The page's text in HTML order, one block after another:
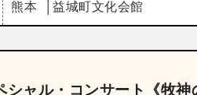
熊本 益城町文化会館
ャル・コンサート《牧神